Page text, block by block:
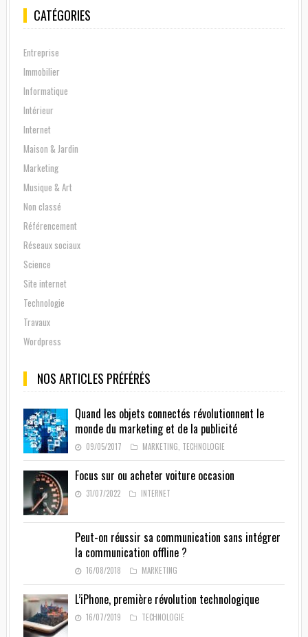
CATÉGORIES
Entreprise
Immobilier
Informatique
Intérieur
Internet
Maison & Jardin
Marketing
Musique & Art
Non classé
Référencement
Réseaux sociaux
Science
Site internet
Technologie
Travaux
Wordpress
NOS ARTICLES PRÉFÉRÉS
Quand les objets connectés révolutionnent le
monde du marketing et de la publicité
09/05/2017 MARKETING TECHNOLOGIE
Focus sur ou acheter voiture occasion
31/07/2022 INTERNET
Peut-on réussir sa communication sans intégrer
la communication offline ?
16/08/2018 MARKETING
L’iPhone, première révolution technologique
16/07/2019 TECHNOLOGIE